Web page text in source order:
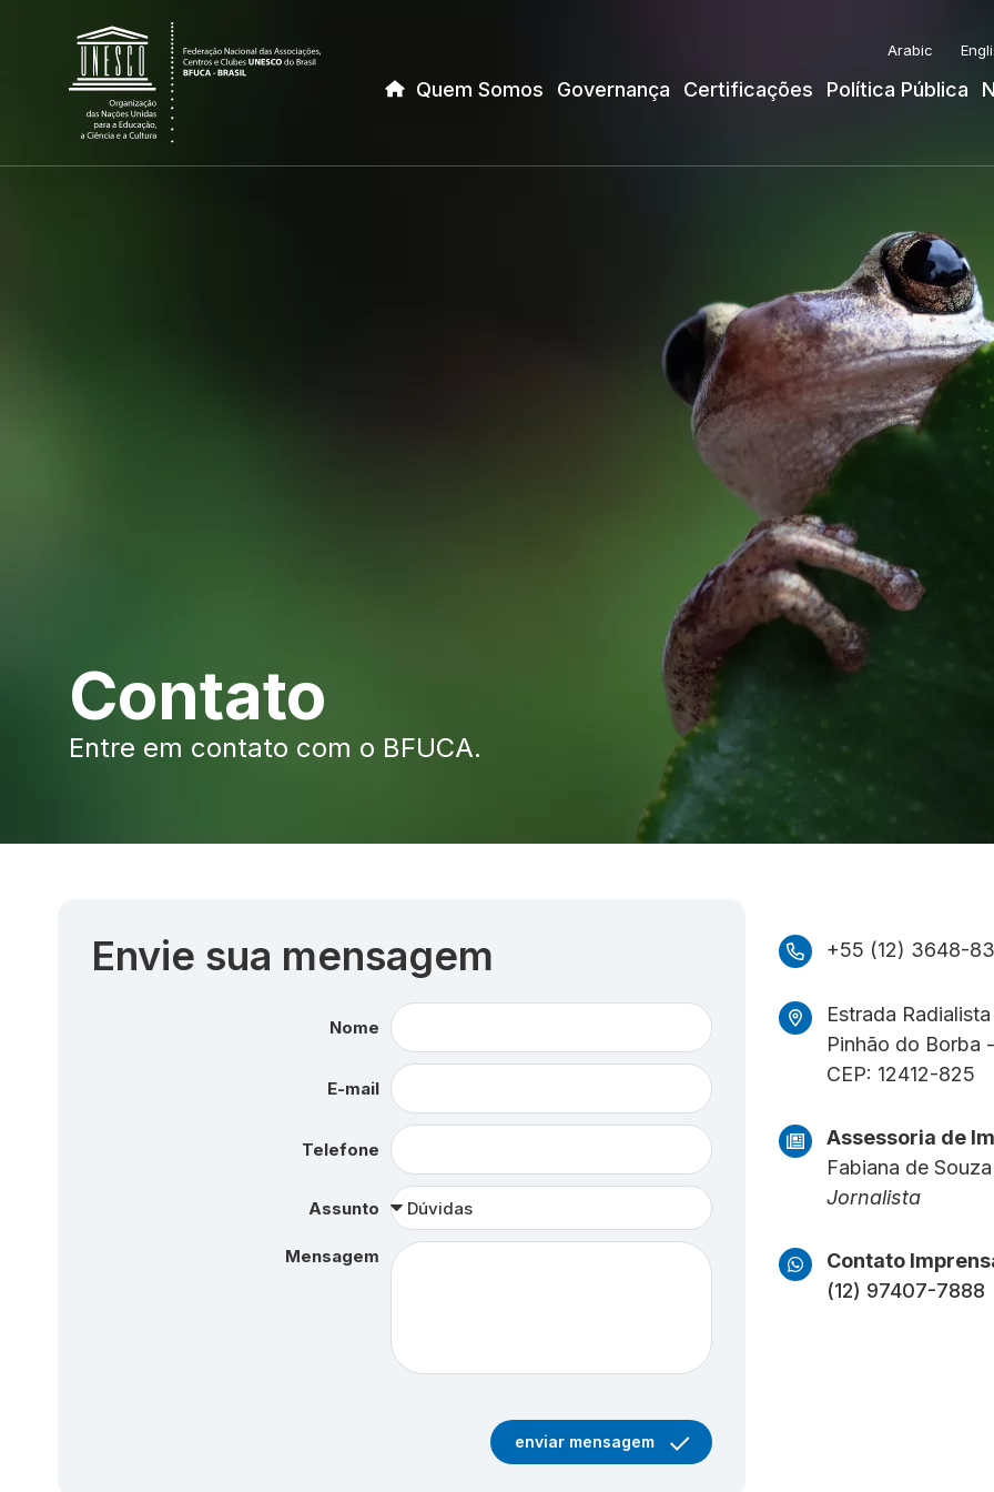
Arabic
Quem Somos Governança Certificações Política Pública
Contato
Entre em contato com o BFUCA.
Envie sua mensagem
Nome
E-mail
Telefone
Assunto
Mensagem
enviar mensagem
+55 (12) 3648-
Estrada
Pinhão do Borba
CEP: 12412-825
Assessoria de
Fabiana de Souza
Jornalista
Contato
(12) 97407-7888